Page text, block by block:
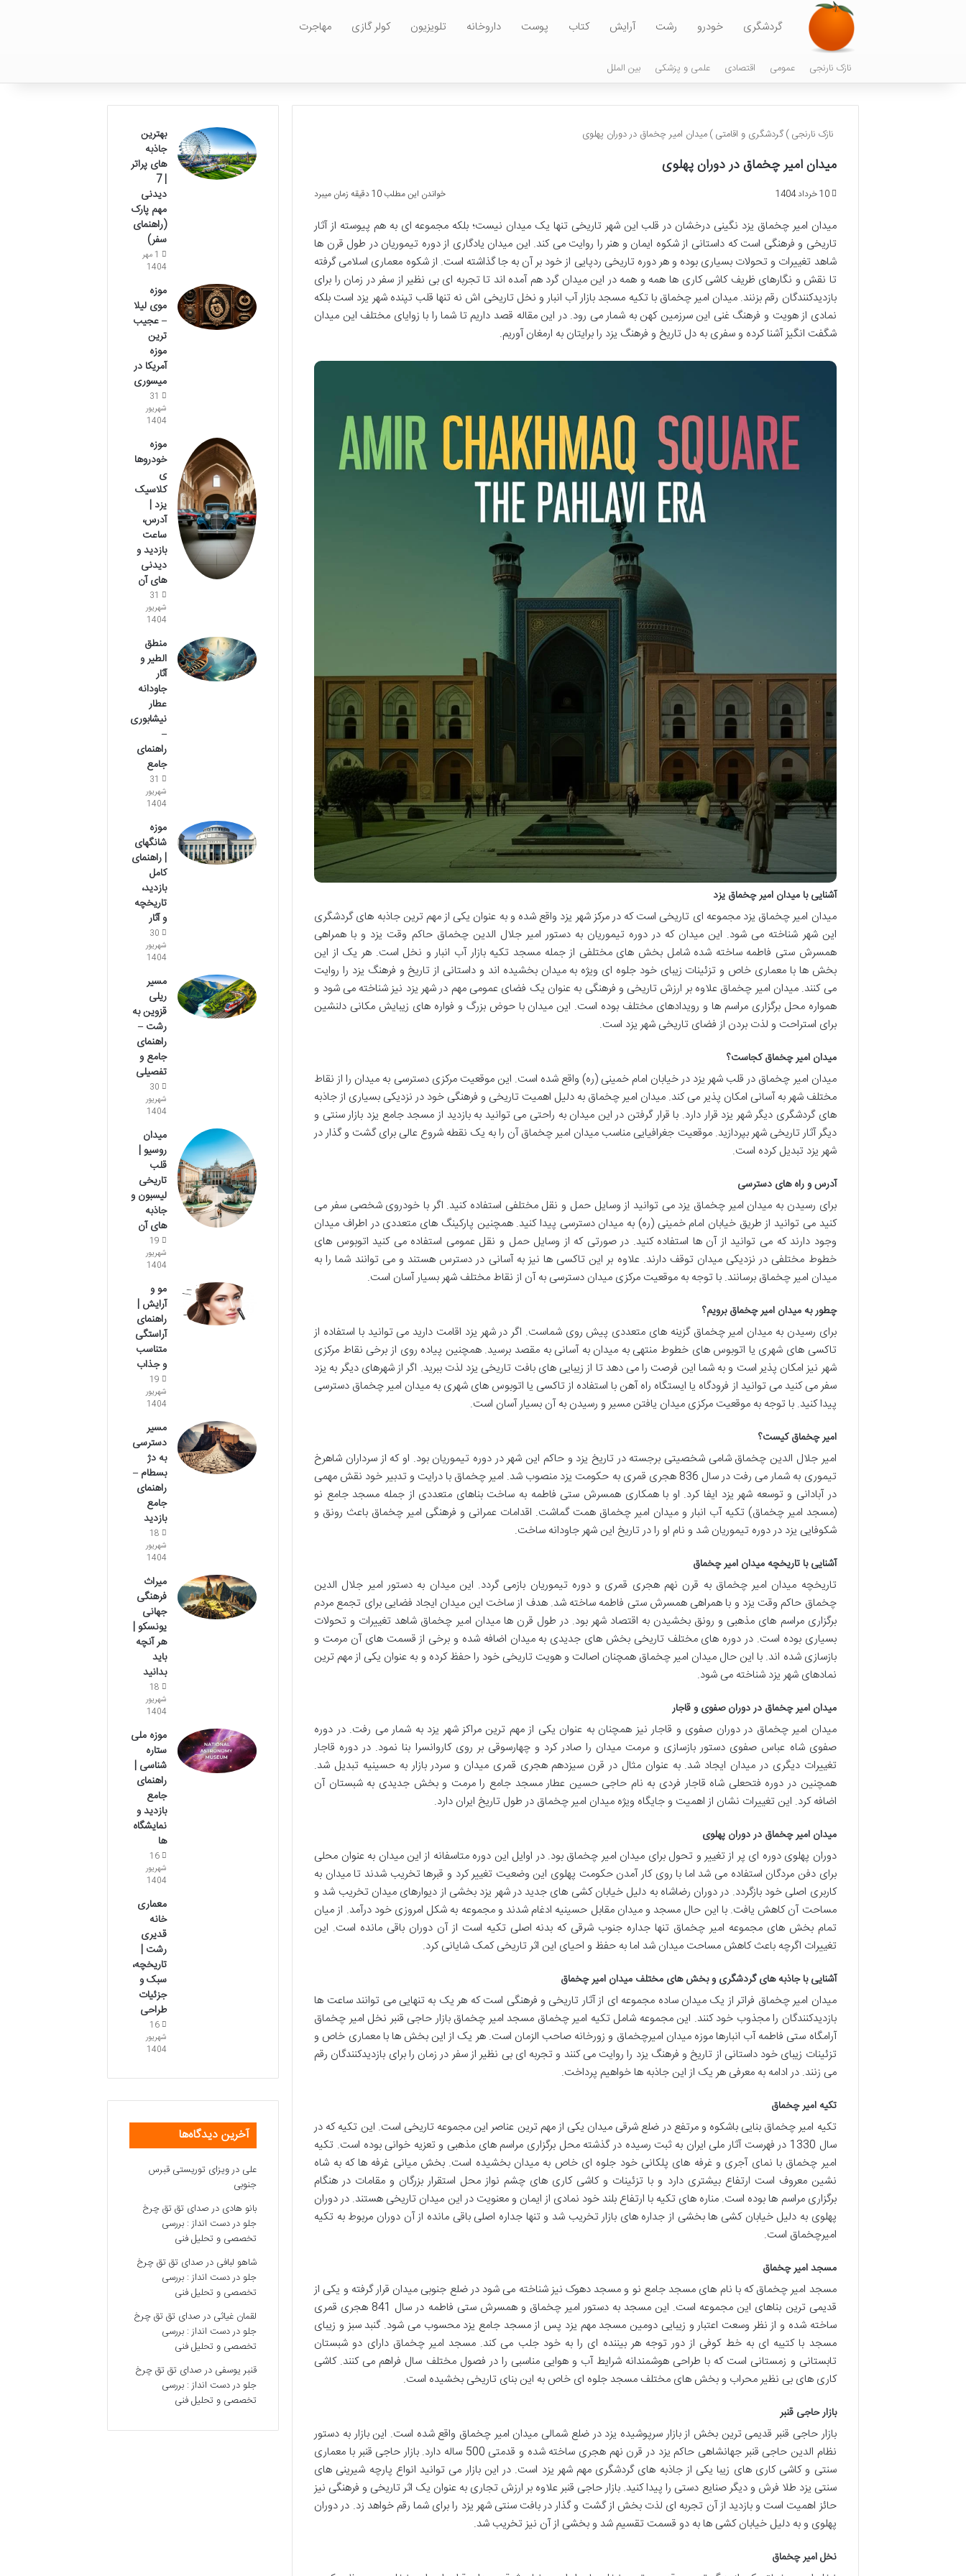
گردشگری خودرو رشت آرایش کتاب پوست داروخانه تلویزیون کولر گازی مهاجرت
نازک نارنجی عمومی اقتصادی علمی و پزشکی بین الملل
نازک نارنجی ) گردشگری و اقامتی ) میدان امیر چخماق در دوران پهلوی
میدان امیر چخماق در دوران پهلوی
10 خرداد 1404 خواندن این مطلب 10 دقیقه زمان میبرد
میدان امیر چخماق یزد نگینی درخشان در قلب این شهر تاریخی تنها یک میدان نیست؛ بلکه مجموعه ای به هم پیوسته از آثار
تاریخی و فرهنگی است که داستانی از شکوه ایمان و هنر را روایت می کند. این میدان یادگاری از دوره تیموریان در طول قرن ها
شاهد تغییرات و تحولات بسیاری بوده و هر دوره تاریخی ردپایی از خود بر آن به جا گذاشته است. از شکوه معماری اسلامی گرفته
تا نقش و نگارهای ظریف کاشی کاری ها همه و همه در این میدان گرد هم آمده اند تا تجربه ای بی نظیر از سفر در زمان را برای
بازدیدکنندگان رقم بزنند. میدان امیر چخماق با تکیه مسجد بازار آب انبار و نخل تاریخی اش نه تنها قلب تپنده شهر یزد است بلکه
نمادی از هویت و فرهنگ غنی این سرزمین کهن به شمار می رود. در این مقاله قصد داریم تا شما را با زوایای مختلف این میدان
شگفت انگیز آشنا کرده و سفری به دل تاریخ و فرهنگ یزد را برایتان به ارمغان آوریم.
آشنایی با میدان امیر چخماق یزد
میدان امیر چخماق یزد مجموعه ای تاریخی است که در مرکز شهر یزد واقع شده و به عنوان یکی از مهم ترین جاذبه های گردشگری
این شهر شناخته می شود. این میدان که در دوره تیموریان به دستور امیر جلال الدین چخماق حاکم وقت یزد و با همراهی
همسرش ستی فاطمه ساخته شده شامل بخش های مختلفی از جمله مسجد تکیه بازار آب انبار و نخل است. هر یک از این
بخش ها با معماری خاص و تزئینات زیبای خود جلوه ای ویژه به میدان بخشیده اند و داستانی از تاریخ و فرهنگ یزد را روایت
می کنند. میدان امیر چخماق علاوه بر ارزش تاریخی و فرهنگی به عنوان یک فضای عمومی مهم در شهر یزد نیز شناخته می شود و
همواره محل برگزاری مراسم ها و رویدادهای مختلف بوده است. این میدان با حوض بزرگ و فواره های زیبایش مکانی دلنشین
برای استراحت و لذت بردن از فضای تاریخی شهر یزد است.
میدان امیر چخماق کجاست؟
میدان امیر چخماق در قلب شهر یزد در خیابان امام خمینی (ره) واقع شده است. این موقعیت مرکزی دسترسی به میدان را از نقاط
مختلف شهر به آسانی امکان پذیر می کند. میدان امیر چخماق به دلیل اهمیت تاریخی و فرهنگی خود در نزدیکی بسیاری از جاذبه
های گردشگری دیگر شهر یزد قرار دارد. با قرار گرفتن در این میدان به راحتی می توانید به بازدید از مسجد جامع یزد بازار سنتی و
دیگر آثار تاریخی شهر بپردازید. موقعیت جغرافیایی مناسب میدان امیر چخماق آن را به یک نقطه شروع عالی برای گشت و گذار در
شهر یزد تبدیل کرده است.
آدرس و راه های دسترسی
برای رسیدن به میدان امیر چخماق یزد می توانید از وسایل حمل و نقل مختلفی استفاده کنید. اگر با خودروی شخصی سفر می
کنید می توانید از طریق خیابان امام خمینی (ره) به میدان دسترسی پیدا کنید. همچنین پارکینگ های متعددی در اطراف میدان
وجود دارند که می توانید از آن ها استفاده کنید. در صورتی که از وسایل حمل و نقل عمومی استفاده می کنید اتوبوس های
خطوط مختلفی در نزدیکی میدان توقف دارند. علاوه بر این تاکسی ها نیز به آسانی در دسترس هستند و می توانند شما را به
میدان امیر چخماق برسانند. با توجه به موقعیت مرکزی میدان دسترسی به آن از نقاط مختلف شهر بسیار آسان است.
چطور به میدان امیر چخماق برویم؟
برای رسیدن به میدان امیر چخماق گزینه های متعددی پیش روی شماست. اگر در شهر یزد اقامت دارید می توانید با استفاده از
تاکسی های شهری یا اتوبوس های خطوط منتهی به میدان به آسانی به مقصد برسید. همچنین پیاده روی از برخی نقاط مرکزی
شهر نیز امکان پذیر است و به شما این فرصت را می دهد تا از زیبایی های بافت تاریخی یزد لذت ببرید. اگر از شهرهای دیگر به یزد
سفر می کنید می توانید از فرودگاه یا ایستگاه راه آهن با استفاده از تاکسی یا اتوبوس های شهری به میدان امیر چخماق دسترسی
پیدا کنید. با توجه به موقعیت مرکزی میدان یافتن مسیر و رسیدن به آن بسیار آسان است.
امیر چخماق کیست؟
امیر جلال الدین چخماق شامی شخصیتی برجسته در تاریخ یزد و حاکم این شهر در دوره تیموریان بود. او که از سرداران شاهرخ
تیموری به شمار می رفت در سال 836 هجری قمری به حکومت یزد منصوب شد. امیر چخماق با درایت و تدبیر خود نقش مهمی
در آبادانی و توسعه شهر یزد ایفا کرد. او با همکاری همسرش ستی فاطمه به ساخت بناهای متعددی از جمله مسجد جامع نو
(مسجد امیر چخماق) تکیه آب انبار و میدان امیر چخماق همت گماشت. اقدامات عمرانی و فرهنگی امیر چخماق باعث رونق و
شکوفایی یزد در دوره تیموریان شد و نام او را در تاریخ این شهر جاودانه ساخت.
آشنایی با تاریخچه میدان امیر چخماق
تاریخچه میدان امیر چخماق به قرن نهم هجری قمری و دوره تیموریان بازمی گردد. این میدان به دستور امیر جلال الدین
چخماق حاکم وقت یزد و با همراهی همسرش ستی فاطمه ساخته شد. هدف از ساخت این میدان ایجاد فضایی برای تجمع مردم
برگزاری مراسم های مذهبی و رونق بخشیدن به اقتصاد شهر بود. در طول قرن ها میدان امیر چخماق شاهد تغییرات و تحولات
بسیاری بوده است. در دوره های مختلف تاریخی بخش های جدیدی به میدان اضافه شده و برخی از قسمت های آن مرمت و
بازسازی شده اند. با این حال میدان امیر چخماق همچنان اصالت و هویت تاریخی خود را حفظ کرده و به عنوان یکی از مهم ترین
نمادهای شهر یزد شناخته می شود.
میدان امیر چخماق در دوران صفوی و قاجار
میدان امیر چخماق در دوران صفوی و قاجار نیز همچنان به عنوان یکی از مهم ترین مراکز شهر یزد به شمار می رفت. در دوره
صفوی شاه عباس صفوی دستور بازسازی و مرمت میدان را صادر کرد و چهارسوقی بر روی کاروانسرا بنا نمود. در دوره قاجار
تغییرات دیگری در میدان ایجاد شد. به عنوان مثال در قرن سیزدهم هجری قمری میدان و سردر بازار به حسینیه تبدیل شد.
همچنین در دوره فتحعلی شاه قاجار فردی به نام حاجی حسین عطار مسجد جامع را مرمت و بخش جدیدی به شبستان آن
اضافه کرد. این تغییرات نشان از اهمیت و جایگاه ویژه میدان امیر چخماق در طول تاریخ ایران دارد.
میدان امیر چخماق در دوران پهلوی
دوران پهلوی دوره ای پر از تغییر و تحول برای میدان امیر چخماق بود. در اوایل این دوره متاسفانه از این میدان به عنوان محلی
برای دفن مردگان استفاده می شد اما با روی کار آمدن حکومت پهلوی این وضعیت تغییر کرد و قبرها تخریب شدند تا میدان به
کاربری اصلی خود بازگردد. در دوران رضاشاه به دلیل خیابان کشی های جدید در شهر یزد بخشی از دیوارهای میدان تخریب شد و
مساحت آن کاهش یافت. با این حال مسجد و میدان مقابل حسینیه ادغام شدند و مجموعه به شکل امروزی خود درآمد. از میان
تمام بخش های مجموعه امیر چخماق تنها جداره جنوب شرقی که بدنه اصلی تکیه است از آن دوران باقی مانده است. این
تغییرات اگرچه باعث کاهش مساحت میدان شد اما به حفظ و احیای این اثر تاریخی کمک شایانی کرد.
آشنایی با جاذبه های گردشگری و بخش های مختلف میدان امیر چخماق
میدان امیر چخماق فراتر از یک میدان ساده مجموعه ای از آثار تاریخی و فرهنگی است که هر یک به تنهایی می توانند ساعت ها
بازدیدکنندگان را مجذوب خود کنند. این مجموعه شامل تکیه امیر چخماق مسجد امیر چخماق بازار حاجی قنبر نخل امیر چخماق
آرامگاه ستی فاطمه آب انبارها موزه میدان امیرچخماق و زورخانه صاحب الزمان است. هر یک از این بخش ها با معماری خاص و
تزئینات زیبای خود داستانی از تاریخ و فرهنگ یزد را روایت می کنند و تجربه ای بی نظیر از سفر در زمان را برای بازدیدکنندگان رقم
می زنند. در ادامه به معرفی هر یک از این جاذبه ها خواهیم پرداخت.
تکیه امیر چخماق
تکیه امیر چخماق بنایی باشکوه و مرتفع در ضلع شرقی میدان یکی از مهم ترین عناصر این مجموعه تاریخی است. این تکیه که در
سال 1330 در فهرست آثار ملی ایران به ثبت رسیده در گذشته محل برگزاری مراسم های مذهبی و تعزیه خوانی بوده است. تکیه
امیر چخماق با نمای آجری و غرفه های پلکانی خود جلوه ای خاص به میدان بخشیده است. بخش میانی غرفه ها که به شاه
نشین معروف است ارتفاع بیشتری دارد و با تزئینات و کاشی کاری های چشم نواز محل استقرار بزرگان و مقامات در هنگام
برگزاری مراسم ها بوده است. مناره های تکیه با ارتفاع بلند خود نمادی از ایمان و معنویت در این میدان تاریخی هستند. در دوران
پهلوی به دلیل خیابان کشی ها بخشی از جداره های بازار تخریب شد و تنها جداره اصلی باقی مانده از آن دوران مربوط به تکیه
امیرچخماق است.
مسجد امیر چخماق
مسجد امیر چخماق که با نام های مسجد جامع نو و مسجد دهوک نیز شناخته می شود در ضلع جنوبی میدان قرار گرفته و یکی از
قدیمی ترین بناهای این مجموعه است. این مسجد به دستور امیر چخماق و همسرش ستی فاطمه در سال 841 هجری قمری
ساخته شده و از نظر وسعت اعتبار و زیبایی دومین مسجد مهم یزد پس از مسجد جامع یزد محسوب می شود. گنبد سبز و زیبای
مسجد با کتیبه ای به خط کوفی از دور توجه هر بیننده ای را به خود جلب می کند. مسجد امیر چخماق دارای دو شبستان
تابستانی و زمستانی است که با طراحی هوشمندانه شرایط آب و هوایی مناسبی را در فصول مختلف سال فراهم می کنند. کاشی
کاری های بی نظیر محراب و بخش های مختلف مسجد جلوه ای خاص به این بنای تاریخی بخشیده است.
بازار حاجی قنبر
بازار حاجی قنبر قدیمی ترین بخش از بازار سرپوشیده یزد در ضلع شمالی میدان امیر چخماق واقع شده است. این بازار به دستور
نظام الدین حاجی قنبر جهانشاهی حاکم یزد در قرن نهم هجری ساخته شده و قدمتی 500 ساله دارد. بازار حاجی قنبر با معماری
سنتی و کاشی کاری های زیبا یکی از جاذبه های گردشگری مهم شهر یزد است. در این بازار می توانید انواع پارچه شیرینی های
سنتی یزد طلا فرش و دیگر صنایع دستی را پیدا کنید. بازار حاجی قنبر علاوه بر ارزش تجاری به عنوان یک اثر تاریخی و فرهنگی نیز
حائز اهمیت است و بازدید از آن تجربه ای لذت بخش از گشت و گذار در بافت سنتی شهر یزد را برای شما رقم خواهد زد. در دوران
پهلوی و به دلیل خیابان کشی ها به دو قسمت تقسیم شد و بخشی از آن نیز تخریب شد.
نخل امیر چخماق
بهترین
جاذبه
های پراتر
| 7
دیدنی
مهم پارک
(راهنمای
سفر)
1 مهر
1404
موزه
موی لیلا
– عجیب
ترین
موزه
آمریکا در
میسوری
31
شهریور
1404
موزه
خودروها
ی
کلاسیک
یزد |
آدرس،
ساعت
بازدید و
دیدنی
های آن
31
شهریور
1404
منطق
الطیر و
آثار
جاودانه
عطار
نیشابوری
–
راهنمای
جامع
31
شهریور
1404
موزه
شانگهای
| راهنمای
کامل
بازدید،
تاریخچه
و آثار
30
شهریور
1404
مسیر
ریلی
قزوین به
رشت –
راهنمای
جامع و
تفصیلی
30
شهریور
1404
میدان
روسیو |
قلب
تاریخی
لیسبون و
جاذبه
های آن
19
شهریور
1404
مو و
آرایش |
راهنمای
آراستگی
متناسب
و جذاب
19
شهریور
1404
مسیر
دسترسی
به دژ
بسطام –
راهنمای
جامع
بازدید
18
شهریور
1404
میراث
فرهنگی
جهانی
یونسکو |
هر آنچه
باید
بدانید
18
شهریور
1404
موزه ملی
ستاره
شناسی |
راهنمای
جامع
بازدید و
نمایشگاه
ها
16
شهریور
1404
معماری
خانه
قدیری
رشت |
تاریخچه،
سبک و
جزئیات
طراحی
16
شهریور
1404
آخرین دیدگاه‌ها
علی درویزای توریستی قبرس
جنوبی
بانو هادی درصدای تق تق چرخ
جلو در دست انداز : بررسی
تخصصی و تحلیل فنی
شاهو لبافی درصدای تق تق چرخ
جلو در دست انداز : بررسی
تخصصی و تحلیل فنی
لقمان غیاثی درصدای تق تق چرخ
جلو در دست انداز : بررسی
تخصصی و تحلیل فنی
قنبر یوسفی درصدای تق تق چرخ
جلو در دست انداز : بررسی
تخصصی و تحلیل فنی